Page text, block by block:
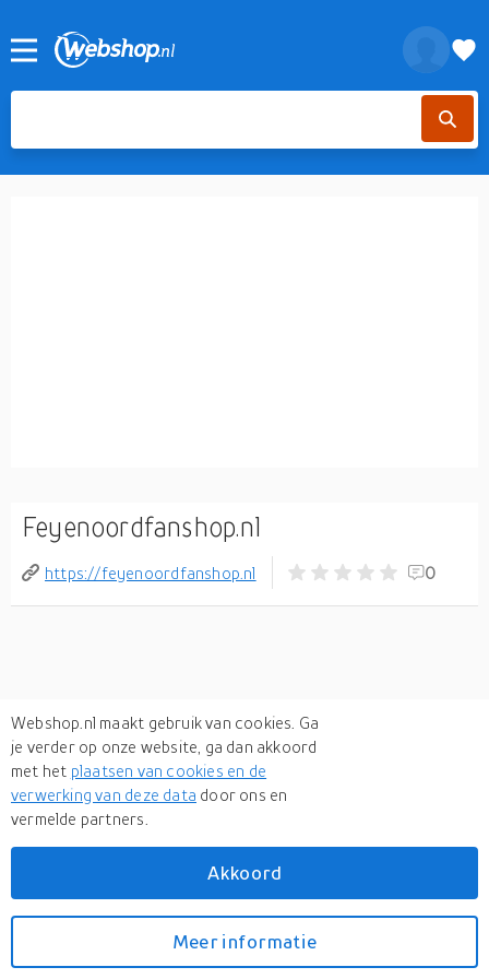
Feyenoordfanshop.nl
https://feyenoordfanshop.nl 0
Webshop.nl maakt gebruik van cookies. Ga
je verder op onze website, ga dan akkoord
met het plaatsen van cookies en de
verwerking van deze data door ons en
vermelde partners.
Akkoord
Meer informatie